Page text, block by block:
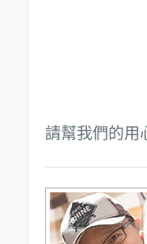
請幫我們的用